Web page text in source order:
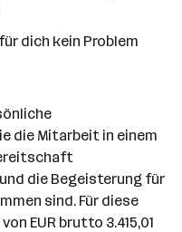
dich kein Problem
die Mitarbeit in einem
die Begeisterung für
sind. Für diese
EUR brutto 3.415,01